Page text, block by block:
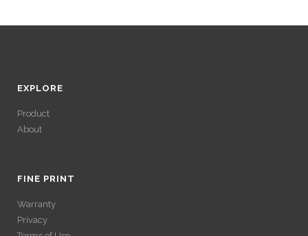
EXPLORE
Product
About
GAINS SANS
VÉRIFICATION
FINE PRINT
Warranty
Privacy